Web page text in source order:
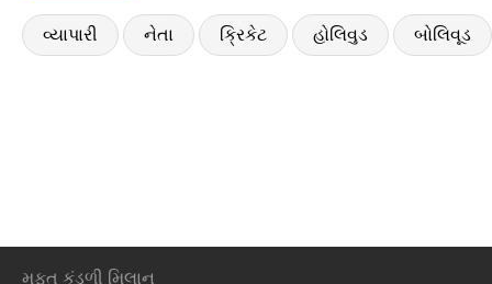
વ્યાપારી નેતા ક્રિકેટ હોલિવુડ બોલિવૂડ
મફ્ત કુંડળી મિલાન